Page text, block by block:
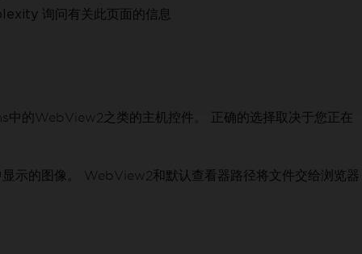
询问有关此页面的信息
的WebView2之类的主机控件。 正确的选择取决于您正在
示的图像。 WebView2和默认查看器路径将文件交给浏览器